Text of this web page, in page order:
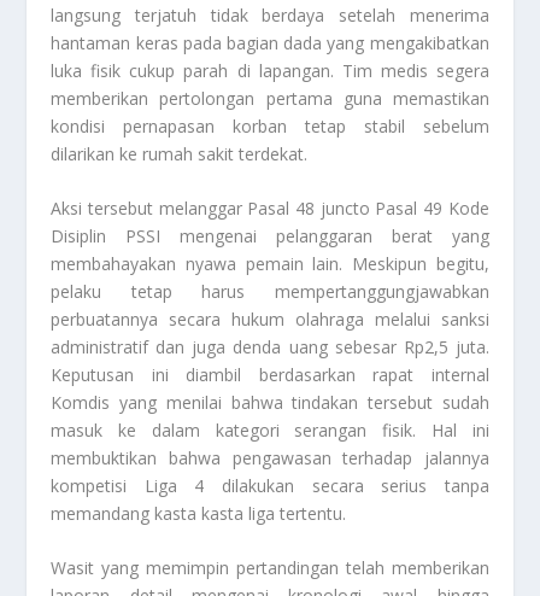
langsung terjatuh tidak berdaya setelah menerima
hantaman keras pada bagian dada yang mengakibatkan
luka fisik cukup parah di lapangan. Tim medis segera
memberikan pertolongan pertama guna memastikan
kondisi pernapasan korban tetap stabil sebelum
dilarikan ke rumah sakit terdekat.
Aksi tersebut melanggar Pasal 48 juncto Pasal 49 Kode
Disiplin PSSI mengenai pelanggaran berat yang
membahayakan nyawa pemain lain. Meskipun begitu,
pelaku tetap harus mempertanggungjawabkan
perbuatannya secara hukum olahraga melalui sanksi
administratif dan juga denda uang sebesar Rp2,5 juta.
Keputusan ini diambil berdasarkan rapat internal
Komdis yang menilai bahwa tindakan tersebut sudah
masuk ke dalam kategori serangan fisik. Hal ini
membuktikan bahwa pengawasan terhadap jalannya
kompetisi Liga 4 dilakukan secara serius tanpa
memandang kasta kasta liga tertentu.
Wasit yang memimpin pertandingan telah memberikan